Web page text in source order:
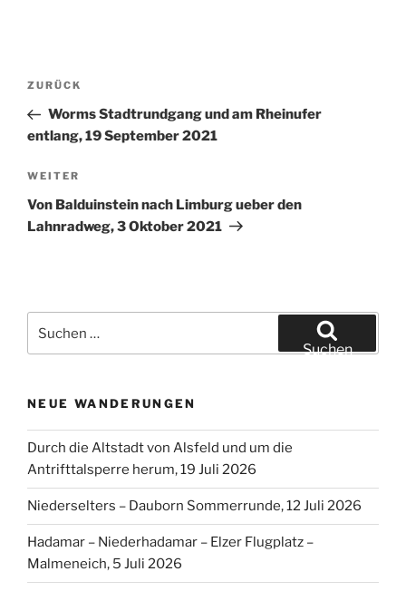
Beitragsnavigation
Vorheriger
Beitrag
ZURÜCK
Worms Stadtrundgang und am Rheinufer
entlang, 19 September 2021
Nächster
Beitrag
WEITER
Von Balduinstein nach Limburg ueber den
Lahnradweg, 3 Oktober 2021
nach:
Suchen
NEUE WANDERUNGEN
Durch die Altstadt von Alsfeld und um die
Antrifttalsperre herum, 19 Juli 2026
Niederselters – Dauborn Sommerrunde, 12 Juli 2026
Hadamar – Niederhadamar – Elzer Flugplatz –
Malmeneich, 5 Juli 2026